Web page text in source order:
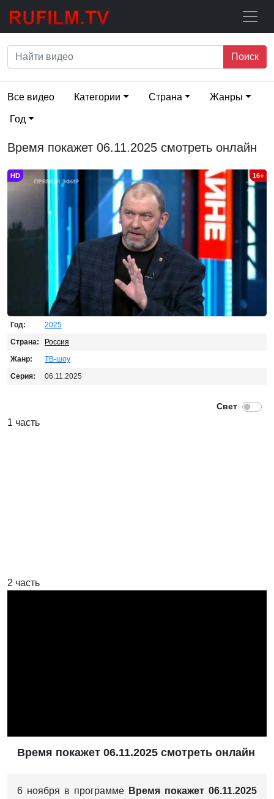
Поиск
Все видео Категории Страна Жанры
Год
Время покажет 06.11.2025 смотреть онлайн
HD 16+
Год:
2025
Страна:
Россия
Жанр:
ТВ-шоу
Серия:
06.11.2025
1 часть
2 часть
Время покажет 06.11.2025 смотреть онлайн
6 ноября в программе Время покажет 06.11.2025